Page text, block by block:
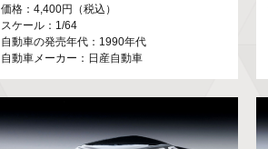
価格：4,400円（税込）
スケール：1/64
自動車の発売年代：1990年代
自動車メーカー：日産自動車